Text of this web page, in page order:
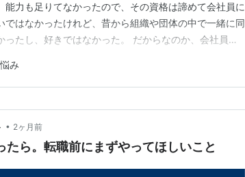
能力も足りてなかったので、その資格は諦めて会社員に
ではなかったけれど、昔から組織や団体の中で一緒に同
ったし、好きではなかった。 だからなのか、会社員に
。それもあって、会社員になった。転職前の会社でも辞
には、人間関係で辞めたいと…
悩み
• 2ヶ月前
たら。転職前にまずやってほしいこと